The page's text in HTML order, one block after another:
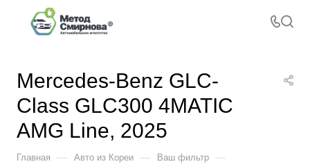
Mercedes-Benz GLC-
Class GLC300 4MATIC
AMG Line, 2025
Главная — Авто из Кореи — Ваш фильтр —